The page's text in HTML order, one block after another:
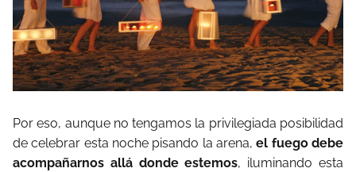
Por eso, aunque no tengamos la privilegiada posibilidad
de celebrar esta noche pisando la arena,el fuego debe
acompañarnos allá donde estemos, iluminando esta